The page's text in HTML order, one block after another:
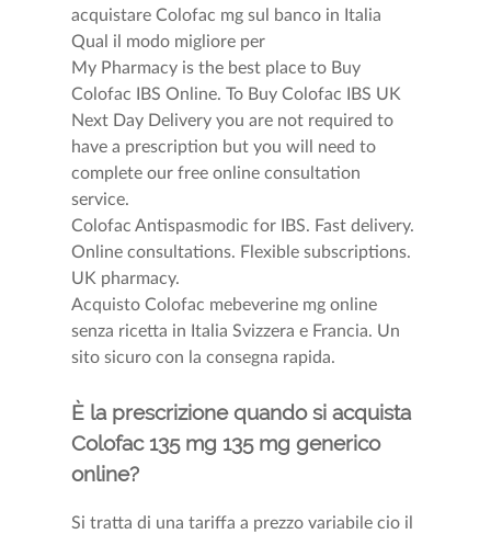
acquistare Colofac mg sul banco in Italia
Qual il modo migliore per
My Pharmacy is the best place to Buy
Colofac IBS Online. To Buy Colofac IBS UK
Next Day Delivery you are not required to
have a prescription but you will need to
complete our free online consultation
service.
Colofac Antispasmodic for IBS. Fast delivery.
Online consultations. Flexible subscriptions.
UK pharmacy.
Acquisto Colofac mebeverine mg online
senza ricetta in Italia Svizzera e Francia. Un
sito sicuro con la consegna rapida.
È la prescrizione quando si acquista
Colofac 135 mg 135 mg generico
online?
Si tratta di una tariffa a prezzo variabile cio il